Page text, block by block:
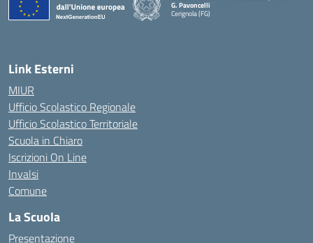
G. Pavoncelli
Cerignola (FG)
— Visita la pagina iniziale della scuola
Link Esterni
MIUR
Ufficio Scolastico Regionale
Ufficio Scolastico Territoriale
Scuola in Chiaro
Iscrizioni On Line
Invalsi
Comune
La Scuola
Presentazione